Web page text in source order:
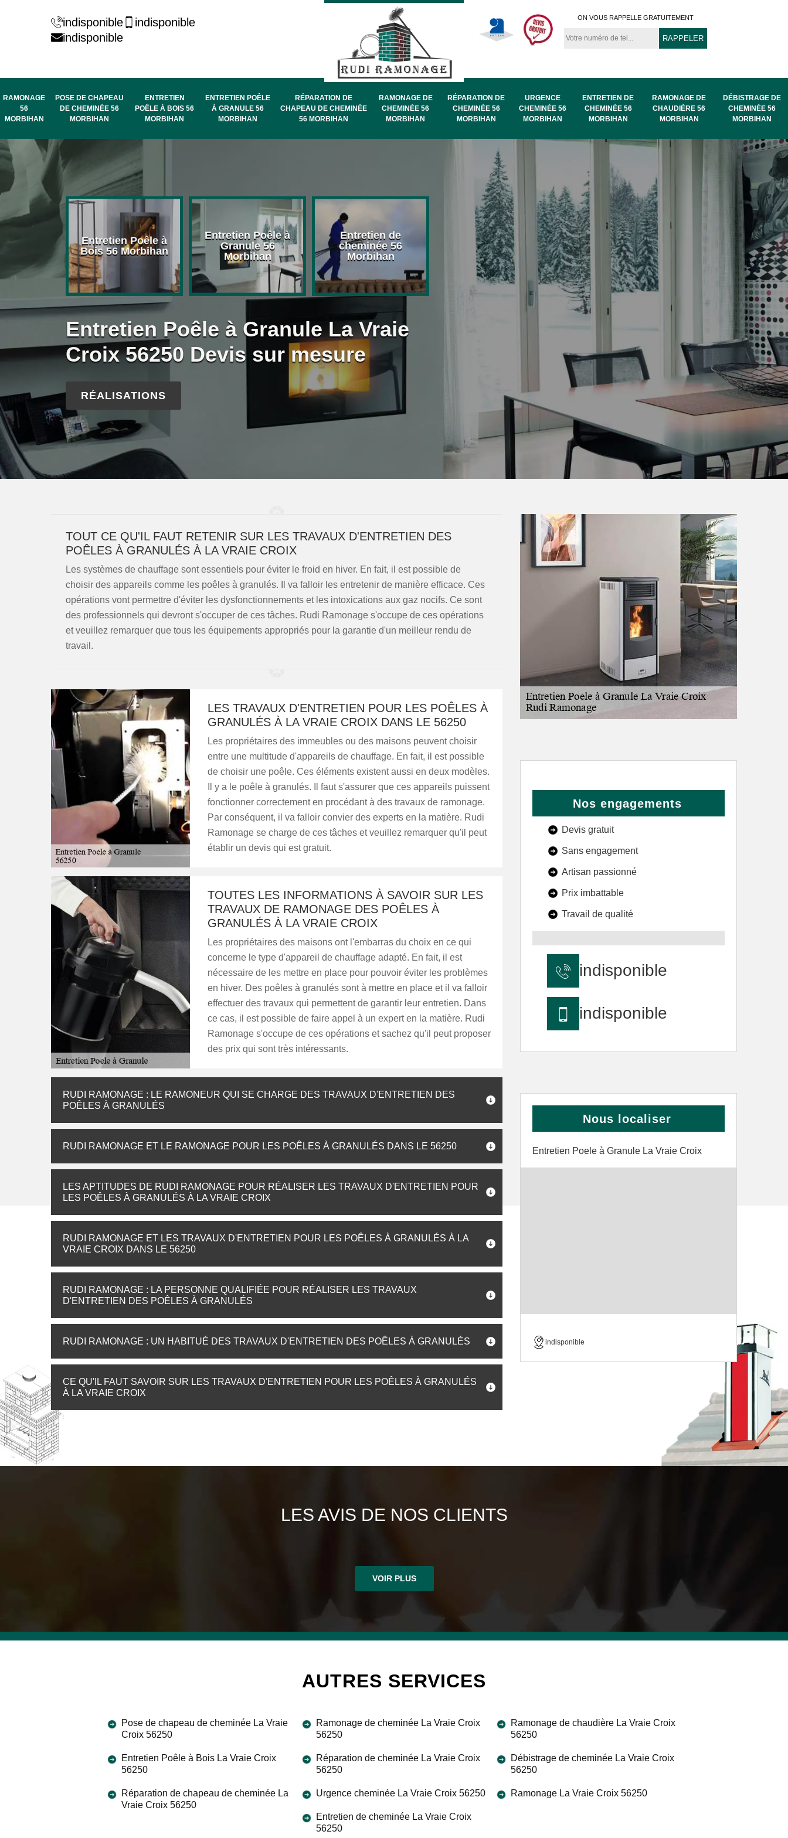
indisponible
indisponible
indisponible
ON VOUS RAPPELLE GRATUITEMENT
RAMONAGE
56
MORBIHAN
POSE DE CHAPEAU
DE CHEMINÉE 56
MORBIHAN
ENTRETIEN
POÊLE À BOIS 56
MORBIHAN
ENTRETIEN POÊLE
À GRANULE 56
MORBIHAN
RÉPARATION DE
CHAPEAU DE CHEMINÉE
56 MORBIHAN
RAMONAGE DE
CHEMINÉE 56
MORBIHAN
RÉPARATION DE
CHEMINÉE 56
MORBIHAN
URGENCE
CHEMINÉE 56
MORBIHAN
ENTRETIEN DE
CHEMINÉE 56
MORBIHAN
RAMONAGE DE
CHAUDIÈRE 56
MORBIHAN
DÉBISTRAGE DE
CHEMINÉE 56
MORBIHAN
Entretien Poêle à
Bois 56 Morbihan
Entretien Poêle à
Granule 56
Morbihan
Entretien de
cheminée 56
Morbihan
Pose de chapeau
de cheminée 56
Morbihan
Ramonage 56
Morbihan
Ramonage de
chaudière 56
Morbihan
Entretien Poêle à Granule La Vraie
Croix 56250 Devis sur mesure
RÉALISATIONS
TOUT CE QU'IL FAUT RETENIR SUR LES TRAVAUX D'ENTRETIEN DES
POÊLES À GRANULÉS À LA VRAIE CROIX
Les systèmes de chauffage sont essentiels pour éviter le froid en hiver. En fait, il est possible de
choisir des appareils comme les poêles à granulés. Il va falloir les entretenir de manière efficace. Ces
opérations vont permettre d'éviter les dysfonctionnements et les intoxications aux gaz nocifs. Ce sont
des professionnels qui devront s'occuper de ces tâches. Rudi Ramonage s'occupe de ces opérations
et veuillez remarquer que tous les équipements appropriés pour la garantie d'un meilleur rendu de
travail.
LES TRAVAUX D'ENTRETIEN POUR LES POÊLES À
GRANULÉS À LA VRAIE CROIX DANS LE 56250
Les propriétaires des immeubles ou des maisons peuvent choisir
entre une multitude d'appareils de chauffage. En fait, il est possible
de choisir une poêle. Ces éléments existent aussi en deux modèles.
Il y a le poêle à granulés. Il faut s'assurer que ces appareils puissent
fonctionner correctement en procédant à des travaux de ramonage.
Par conséquent, il va falloir convier des experts en la matière. Rudi
Ramonage se charge de ces tâches et veuillez remarquer qu'il peut
établir un devis qui est gratuit.
TOUTES LES INFORMATIONS À SAVOIR SUR LES
TRAVAUX DE RAMONAGE DES POÊLES À
GRANULÉS À LA VRAIE CROIX
Les propriétaires des maisons ont l'embarras du choix en ce qui
concerne le type d'appareil de chauffage adapté. En fait, il est
nécessaire de les mettre en place pour pouvoir éviter les problèmes
en hiver. Des poêles à granulés sont à mettre en place et il va falloir
effectuer des travaux qui permettent de garantir leur entretien. Dans
ce cas, il est possible de faire appel à un expert en la matière. Rudi
Ramonage s'occupe de ces opérations et sachez qu'il peut proposer
des prix qui sont très intéressants.
RUDI RAMONAGE : LE RAMONEUR QUI SE CHARGE DES TRAVAUX D'ENTRETIEN DES
POÊLES À GRANULÉS
RUDI RAMONAGE ET LE RAMONAGE POUR LES POÊLES À GRANULÉS DANS LE 56250
LES APTITUDES DE RUDI RAMONAGE POUR RÉALISER LES TRAVAUX D'ENTRETIEN POUR
LES POÊLES À GRANULÉS À LA VRAIE CROIX
RUDI RAMONAGE ET LES TRAVAUX D'ENTRETIEN POUR LES POÊLES À GRANULÉS À LA
VRAIE CROIX DANS LE 56250
RUDI RAMONAGE : LA PERSONNE QUALIFIÉE POUR RÉALISER LES TRAVAUX
D'ENTRETIEN DES POÊLES À GRANULÉS
RUDI RAMONAGE : UN HABITUÉ DES TRAVAUX D'ENTRETIEN DES POÊLES À GRANULÉS
CE QU'IL FAUT SAVOIR SUR LES TRAVAUX D'ENTRETIEN POUR LES POÊLES À GRANULÉS
À LA VRAIE CROIX
Nos engagements
Devis gratuit
Sans engagement
Artisan passionné
Prix imbattable
Travail de qualité
indisponible
indisponible
Nous localiser
Entretien Poele à Granule La Vraie Croix
indisponible
LES AVIS DE NOS CLIENTS
VOIR PLUS
AUTRES SERVICES
Pose de chapeau de cheminée La Vraie
Croix 56250
Entretien Poêle à Bois La Vraie Croix
56250
Réparation de chapeau de cheminée La
Vraie Croix 56250
Ramonage de cheminée La Vraie Croix
56250
Réparation de cheminée La Vraie Croix
56250
Urgence cheminée La Vraie Croix 56250
Entretien de cheminée La Vraie Croix
56250
Ramonage de chaudière La Vraie Croix
56250
Débistrage de cheminée La Vraie Croix
56250
Ramonage La Vraie Croix 56250